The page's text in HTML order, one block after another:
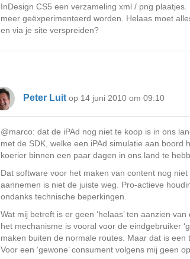
InDesign CS5 een verzameling xml / png
meer geëxperimenteerd worden. Helaas moet
en via je site verspreiden?
Peter Luit op 14 juni 2010 om 09:10
@marco: dat de iPAd nog niet te koop is in ons
met de SDK, welke een iPAd simulatie aan
koerier binnen een paar dagen in ons land te
Dat software voor het maken van content nog
aannemen is niet de juiste weg. Pro-actieve
ondanks technische beperkingen.
Wat mij betreft is er geen ‘helaas’ ten aanzien
het mechanisme is vooral voor de eindgebruiker
maken buiten de normale routes. Maar dat is
Voor een ‘gewone’ consument volgens mij geen